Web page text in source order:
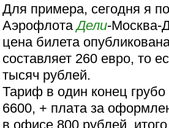
Для примера, сегодня я
АэрофлотаДели-Москва-
цена билета
составляет 260 евро, то
тысяч рублей.
Тариф в один конец
6600, + плата за
в офисе 800 рублей,